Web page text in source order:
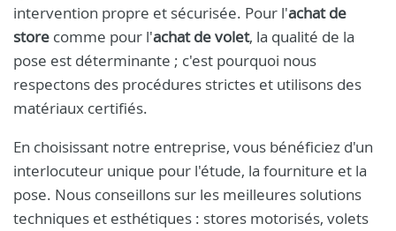
intervention propre et sécurisée. Pour l'achat de
store comme pour l'achat de volet, la qualité de la
pose est déterminante ; c'est pourquoi nous
respectons des procédures strictes et utilisons des
matériaux certifiés.
En choisissant notre entreprise, vous bénéficiez d'un
interlocuteur unique pour l'étude, la fourniture et la
pose. Nous conseillons sur les meilleures solutions
techniques et esthétiques : stores motorisés, volets